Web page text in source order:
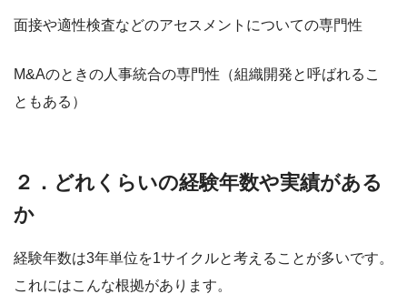
面接や適性検査などのアセスメントについての専門性
M&Aのときの人事統合の専門性（組織開発と呼ばれるこ
ともある）
２．どれくらいの経験年数や実績がある
か
経験年数は3年単位を1サイクルと考えることが多いです。
これにはこんな根拠があります。